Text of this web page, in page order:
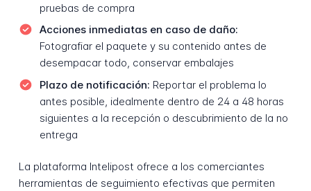
pruebas de compra
Acciones inmediatas en caso de daño:
Fotografiar el paquete y su contenido antes de
desempacar todo, conservar embalajes
Plazo de notificación: Reportar el problema lo
antes posible, idealmente dentro de 24 a 48 horas
siguientes a la recepción o descubrimiento de la no
entrega
La plataforma Intelipost ofrece a los comerciantes
herramientas de seguimiento efectivas que permiten